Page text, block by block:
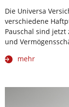
Die Universa
verschiedene
Pauschal sind jetzt
und
mehr